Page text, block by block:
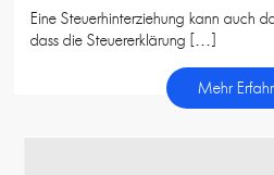
Eine Steuerhinterziehung kann auch
dass die Steuererklärung […]
Mehr